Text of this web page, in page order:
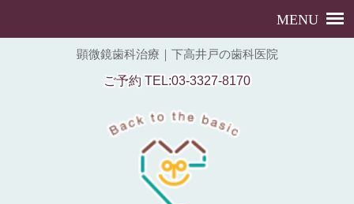
顕微鏡歯科治療｜下高井戸の歯科医院
ご予約 TEL:03-3327-8170